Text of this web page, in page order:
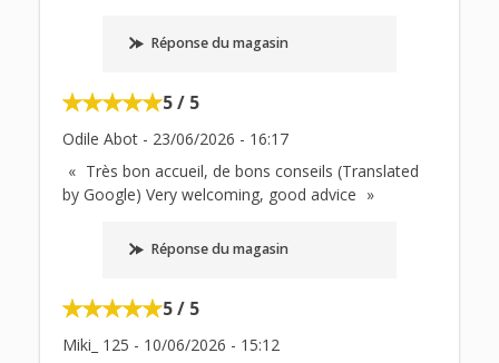
Réponse du magasin
5 / 5
Odile Abot - 23/06/2026 - 16:17
Très bon accueil, de bons conseils (Translated
by Google) Very welcoming, good advice
Réponse du magasin
5 / 5
Miki_ 125 - 10/06/2026 - 15:12